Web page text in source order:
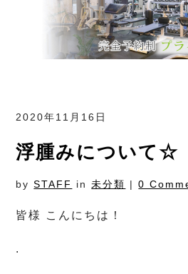
2020年11月16日
浮腫みについて☆
bySTAFF in未分類 |0
皆様 こんにちは！
.